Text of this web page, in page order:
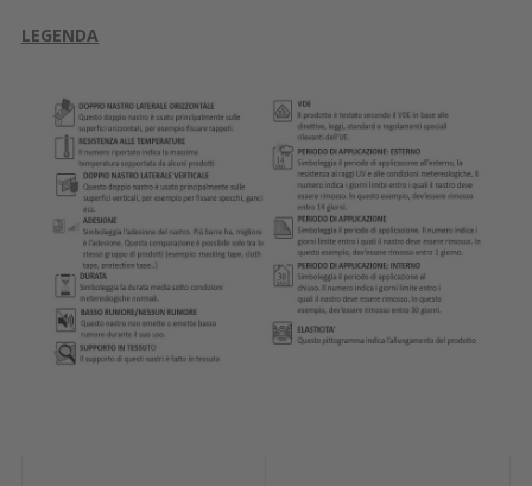
LEGENDA